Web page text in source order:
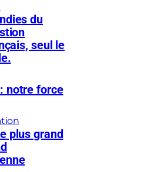
du
seul le
notre force
plus grand